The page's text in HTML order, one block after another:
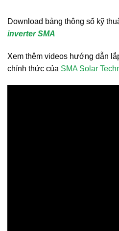
Download bảng thông số kỹ
inverter SMA
Xem thêm videos hướng dẫn
chính thức của SMA Solar